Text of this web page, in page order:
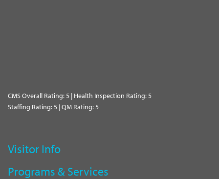
CMS Overall Rating: 5 | Health Inspection Rating: 5
Staffing Rating: 5 | QM Rating: 5
Visitor Info
Programs & Services